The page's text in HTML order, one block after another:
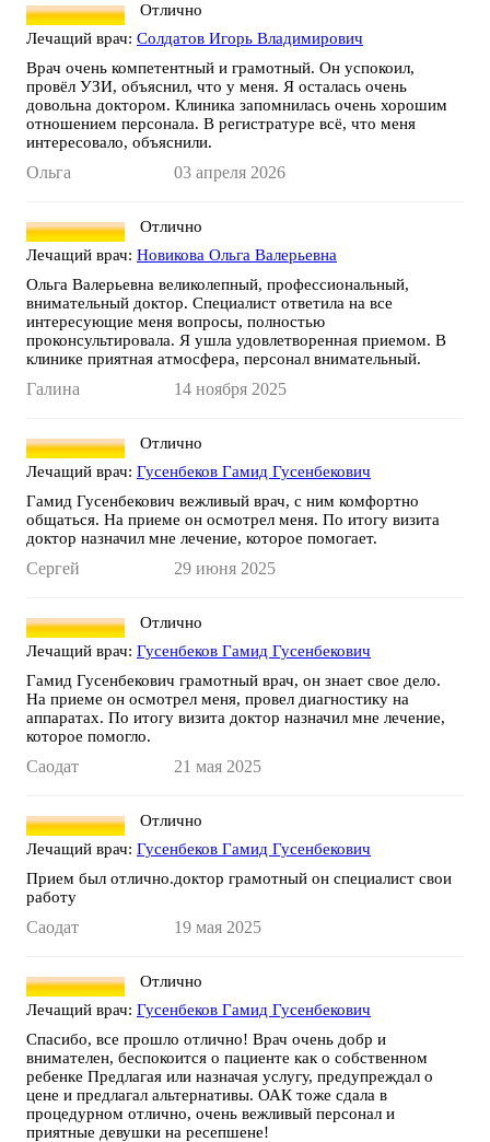
Отлично
Лечащий врач: Солдатов Игорь Владимирович
Врач очень компетентный и грамотный. Он успокоил,
провёл УЗИ, объяснил, что у меня. Я осталась очень
довольна доктором. Клиника запомнилась очень хорошим
отношением персонала. В регистратуре всё, что меня
интересовало, объяснили.
Ольга 03 апреля 2026
Отлично
Лечащий врач: Новикова Ольга Валерьевна
Ольга Валерьевна великолепный, профессиональный,
внимательный доктор. Специалист ответила на все
интересующие меня вопросы, полностью
проконсультировала. Я ушла удовлетворенная приемом. В
клинике приятная атмосфера, персонал внимательный.
Галина 14 ноября 2025
Отлично
Лечащий врач: Гусенбеков Гамид Гусенбекович
Гамид Гусенбекович вежливый врач, с ним комфортно
общаться. На приеме он осмотрел меня. По итогу визита
доктор назначил мне лечение, которое помогает.
Сергей 29 июня 2025
Отлично
Лечащий врач: Гусенбеков Гамид Гусенбекович
Гамид Гусенбекович грамотный врач, он знает свое дело.
На приеме он осмотрел меня, провел диагностику на
аппаратах. По итогу визита доктор назначил мне лечение,
которое помогло.
Саодат 21 мая 2025
Отлично
Лечащий врач: Гусенбеков Гамид Гусенбекович
Прием был отлично.доктор грамотный он специалист свои
работу
Саодат 19 мая 2025
Отлично
Лечащий врач: Гусенбеков Гамид Гусенбекович
Спасибо, все прошло отлично! Врач очень добр и
внимателен, беспокоится о пациенте как о собственном
ребенке Предлагая или назначая услугу, предупреждал о
цене и предлагал альтернативы. ОАК тоже сдала в
процедурном отлично, очень вежливый персонал и
приятные девушки на ресепшене!